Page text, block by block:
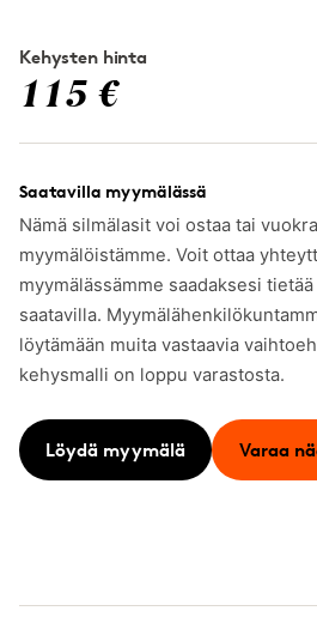
Kehysten hinta
115 €
Saatavilla myymälässä
Nämä silmälasit voi ostaa tai
myymälöistämme. Voit ottaa
myymälässämme saadaksesi
saatavilla.
löytämään muita vastaavia
kehysmalli on loppu varastosta.
Löydä myymälä Varaa